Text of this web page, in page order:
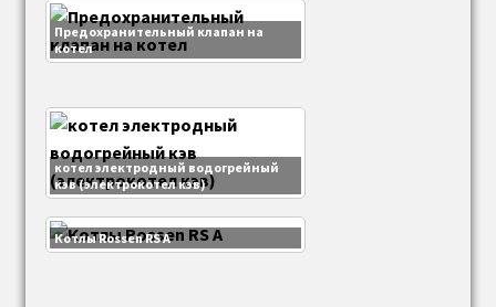
Предохранительный клапан на
котел
котел электродный водогрейный
кэв (электрокотел кэв)
Котлы Rossen RS A